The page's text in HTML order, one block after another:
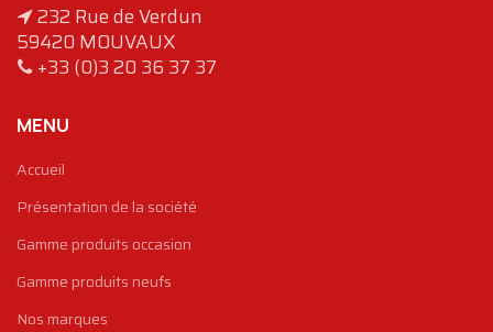
232 Rue de Verdun
59420 MOUVAUX
+33 (0)3 20 36 37 37
MENU
Accueil
Présentation de la société
Gamme produits occasion
Gamme produits neufs
Nos marques